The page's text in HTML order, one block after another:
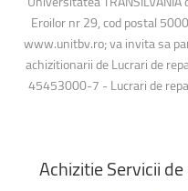
Eroilor nr 29, cod postal
www.unitbv.ro; va invita sa
achizitionarii de Lucrari de
45453000-7 - Lucrari de
AchizitieServiciide